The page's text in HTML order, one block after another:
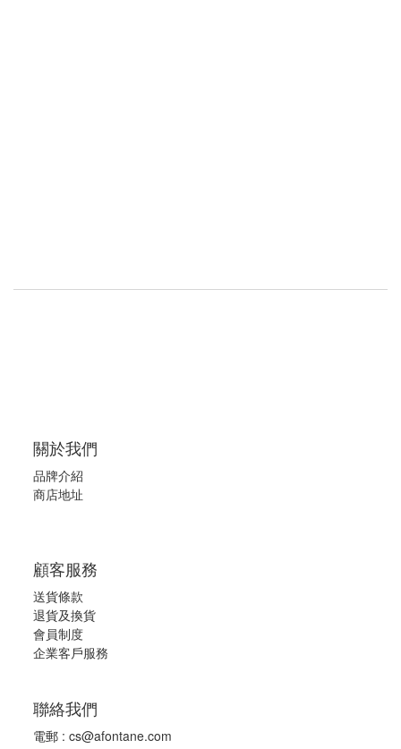
關於我們
品牌介紹
商店地址
顧客服務
送貨條款
退貨及換貨
會員制度
企業客戶服務
聯絡我們
電郵 : cs@afontane.com